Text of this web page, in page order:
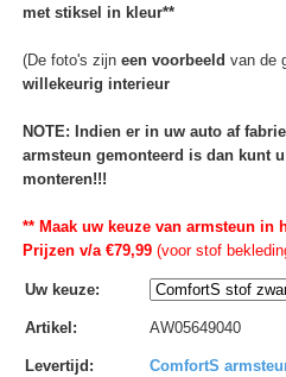
met stiksel in kleur**
(De foto's zijn een voorbeeld van de
willekeurig interieur
NOTE: Indien er in uw auto af
armsteun gemonteerd is dan kunt
monteren!!!
** Maak uw keuze van armsteun in
Prijzen v/a €79,99(voor stof
Uw keuze:
Artikel : AW05649040
Levertijd : ComfortS